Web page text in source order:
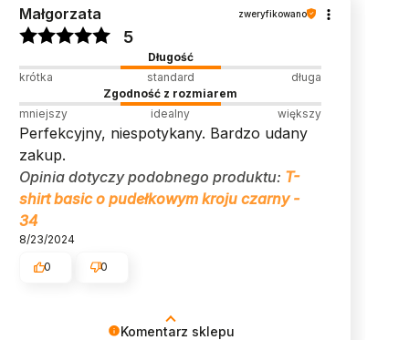
Komentarz sklepu
Małgorzata zweryfikowano
5
Długość
krótka
standard
długa
Zgodność z rozmiarem
mniejszy
idealny większy
Perfekcyjny, niespotykany. Bardzo udany
zakup.
Opinia dotyczy podobnego produktu: T-
shirt basic o pudełkowym kroju czarny -
34
8/23/2024
0 0